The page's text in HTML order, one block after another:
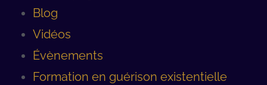
Blog
Vidéos
Évènements
Formation en guérison existentielle